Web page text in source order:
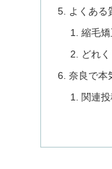
よくある
縮毛
どれ
奈良で本
関連